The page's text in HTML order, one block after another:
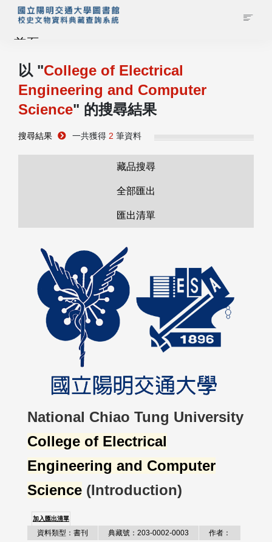
首頁
藏品查詢
校史館簡介
藏品清單全覽
以 "College of Electrical
Engineering and Computer
Science" 的搜尋結果
搜尋結果 一共獲得 2 筆資料
藏品搜尋
全部匯出
匯出清單
National Chiao Tung University
College of Electrical
Engineering and Computer
Science (Introduction)
加入匯出清單
資料類型：書刊 典藏號：203-0002-0003 作者：